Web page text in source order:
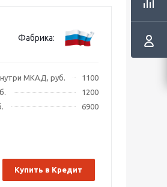
Фабрика:
МКАД, руб.
1100
1200
6900
Купить в Кредит